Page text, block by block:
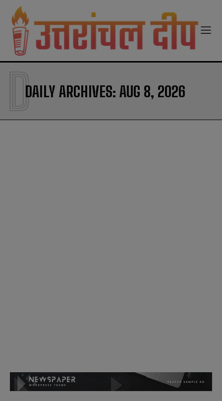
DAILY ARCHIVES: AUG 8, 2026
D